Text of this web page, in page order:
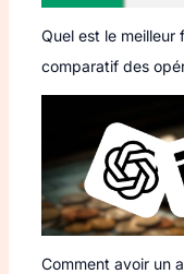
Quel est le meilleur
comparatif des
Comment avoir un